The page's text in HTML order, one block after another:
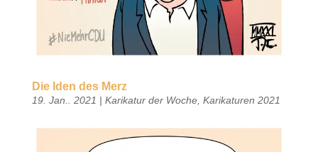
Die Iden des Merz
19. Jan.. 2021 | Karikatur der Woche, Karikaturen 2021